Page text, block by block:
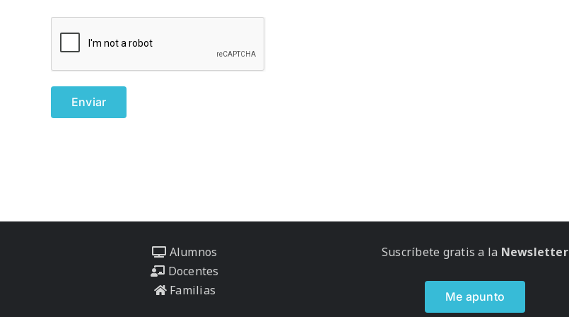
Alumnos
Docentes
Familias
Suscríbete gratis a la Newsletter
Me apunto